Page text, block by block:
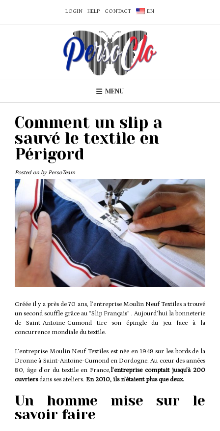
LOGIN HELP CONTACT EN
MENU
Comment un slip a
sauvé le textile en
Périgord
Posted on by PersoTeam
Créée il y a près de 70 ans, l’entreprise Moulin Neuf Textiles a trouvé
un second souffle grâce au “Slip Français” . Aujourd’hui la bonneterie
de Saint-Antoine-Cumond tire son épingle du jeu face à la
concurrence mondiale du textile.
L’entreprise Moulin Neuf Textiles est née en 1948 sur les bords de la
Dronne à Saint-Antoine-Cumond en Dordogne. Au cœur des années
80, âge d’or du textile en France,l’entreprise comptait jusqu’à 200
ouvriersdans ses ateliers. En 2010, ils n’étaient plus que deux.
Un homme mise sur le
savoir faire